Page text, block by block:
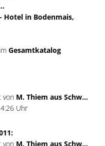
Hotel in Bodenmais,
Gesamtkatalog
von M. Thiem aus Schw...
Uhr
von M. Thiem aus Schw...